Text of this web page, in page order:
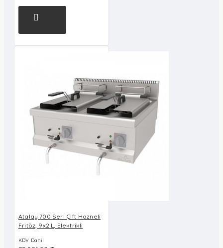
Atalay 700 Seri Çift Hazneli
Fritöz, 9x2 L, Elektrikli
KDV Dahil